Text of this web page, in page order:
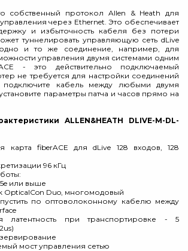
протокол Allen & Heath для
через Ethernet. Это обеспечивает
и избыточность кабеля без потери
туннелировать управляющую сеть dLive
и то же соединение, например, для
управления двумя системами одним
- это действительно подключаемый
не требуется для настройки соединений
подключите кабель между любыми двумя
параметры патча и часов прямо на
ALLEN&HEATH DLIVE-M-DL-
карта fiberACE для dLive 128 входов, 128
96 кГц
или выше
OpticalCon Duo, многомодовый
по оптоволоконному кабелю между
латентность при транспортировке - 5
мост управления сетью